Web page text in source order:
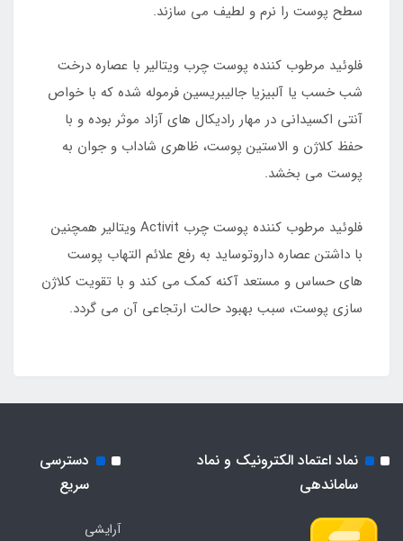
سطح پوست را نرم و لطیف می سازند.
فلوئید مرطوب کننده پوست چرب ویتالیر با عصاره درخت
شب خسب یا آلبیزیا جالیبریسین فرموله شده که با خواص
آنتی اکسیدانی در مهار رادیکال های آزاد موثر بوده و با
حفظ کلاژن و الاستین پوست، ظاهری شاداب و جوان به
پوست می بخشد.
فلوئید مرطوب کننده پوست چرب Activit ویتالیر همچنین
با داشتن عصاره داروتوساید به رفع علائم التهاب پوست
های حساس و مستعد آکنه کمک می کند و با تقویت کلاژن
سازی پوست، سبب بهبود حالت ارتجاعی آن می گردد.
نماد اعتماد الکترونیک و نماد
ساماندهی
دسترسی
سریع
آرایشی